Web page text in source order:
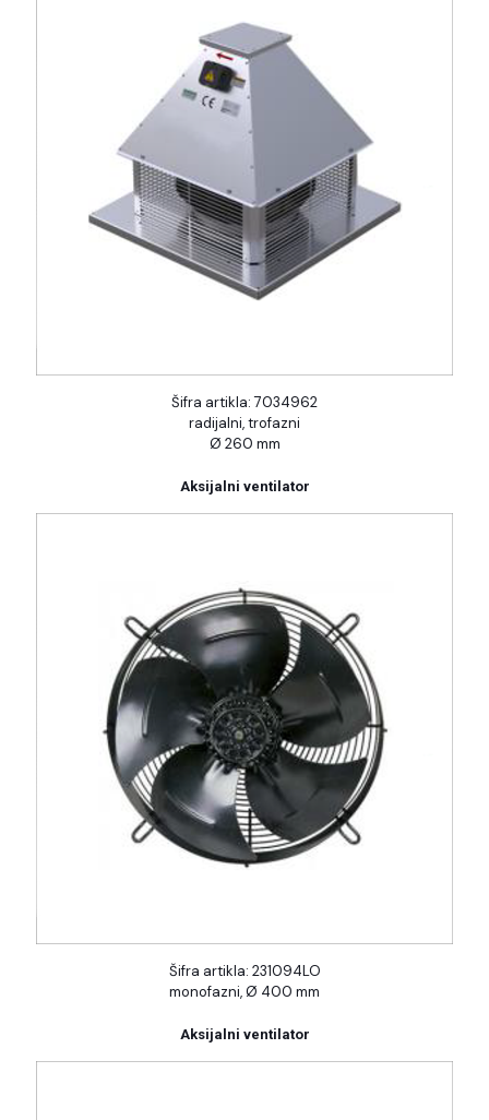
Šifra artikla: 7034962
radijalni, trofazni
Ø 260 mm
Aksijalni ventilator
Šifra artikla: 231094LO
monofazni, Ø 400 mm
Aksijalni ventilator